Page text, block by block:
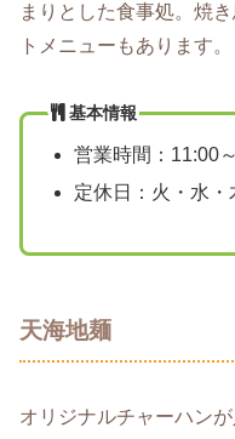
まりとした食事処。焼
トメニューもあります。
基本情報
営業時間：11:00
定休日：火・水・
天海地麺
オリジナルチャーハン